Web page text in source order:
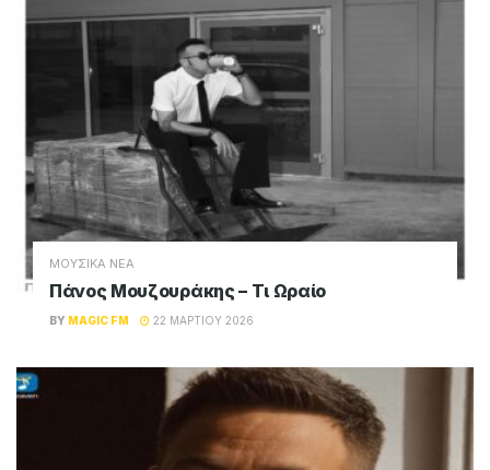
ΜΟΥΣΙΚΑ ΝΕΑ
Πάνος Μουζουράκης – Τι Ωραίο
BY MAGIC FM 22 ΜΑΡΤΊΟΥ 2026